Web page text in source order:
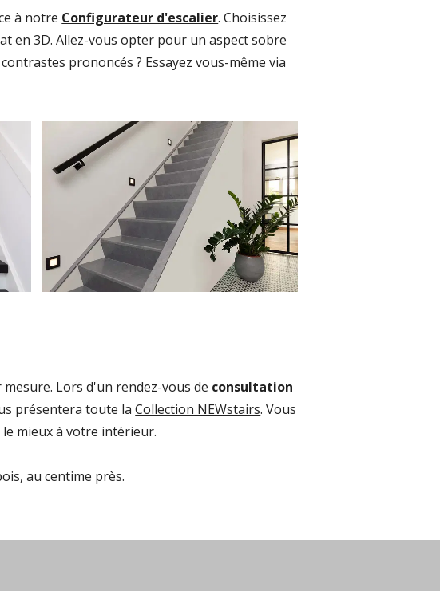
à notre Configurateur d'escalier. Choisissez
en 3D. Allez-vous opter pour un aspect sobre
prononcés ? Essayez vous-même via
Lors d'un rendez-vous de consultation
présentera toute laCollection NEWstairs. Vous
mieux à votre intérieur.
au centime près.